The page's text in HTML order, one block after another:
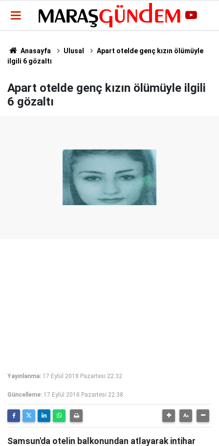
Anasayfa Ulusal
Apart otelde genç kızın ölümüyle
ilgili 6 gözaltı
Apart otelde genç kızın ölümüyle ilgili
6 gözaltı
Yayınlanma: 17 Eylül 2018 Pazartesi 22:32
Güncelleme: 17 Eylül 2018 Pazartesi 22:38
Samsun'da otelin balkonundan atlayarak intihar